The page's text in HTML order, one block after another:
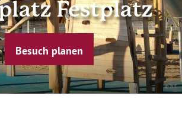
© ZLT
Festplatz
Besuch planen